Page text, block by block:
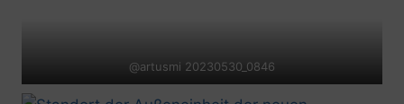
@artusmi 20230530_0846